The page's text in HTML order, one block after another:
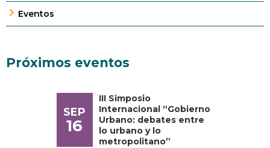
Eventos
Próximos eventos
SEP
16
III Simposio
Internacional “Gobierno
Urbano: debates entre
lo urbano y lo
metropolitano”